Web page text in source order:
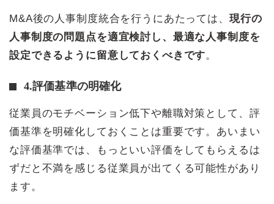
M&A後の人事制度統合を行うにあたっては、 現行の
人事制度の問題点を適宜検討し、最適な人事制度を
設定できるように留意しておくべきです。
4.評価基準の明確化
従業員のモチベーション低下や離職対策として、評
価基準を明確化しておくことは重要です。あいまい
な評価基準では、もっといい評価をしてもらえるは
ずだと不満を感じる従業員が出てくる可能性があり
ます。